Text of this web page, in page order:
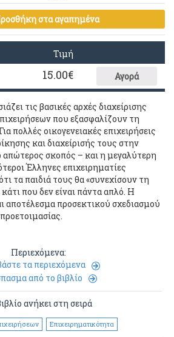
στα αγαπημένα
Τιμή
15.00€ Αγορά
τις βασικές αρχές διαχείρισης
που εξασφαλίζουν τη
πολλές οικογενειακές επιχειρήσεις
και διαχείρισής τους στην
απώτερος σκοπός – και η μεγαλύτερη
Έλληνες επιχειρηματίες
τα παιδιά τους θα «συνεχίσουν τη
που δεν είναι πάντα απλό. Η
αποτέλεσμα προσεκτικού σχεδιασμού
Περιεχόμενα:
τα περιεχόμενα
από το βιβλίο
ανήκει στη σειρά
Επιχειρηματικότητα